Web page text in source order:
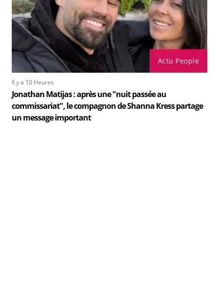
Actu People
Il y a 10 Heures
Jonathan Matijas : après une "nuit passée au
commissariat", le compagnon de Shanna Kress partage
un message important